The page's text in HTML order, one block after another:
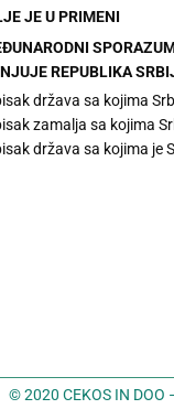
JE U PRIMENI
REPUBLIKA
država sa kojima
zamalja sa kojima
država sa kojima je
© 2020 CEKOS IN